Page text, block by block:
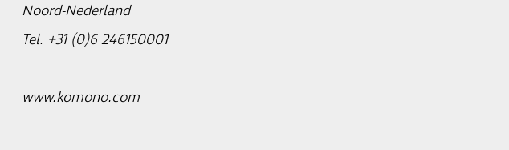
Noord-Nederland
Tel. +31 (0)6 246150001
www.komono.com